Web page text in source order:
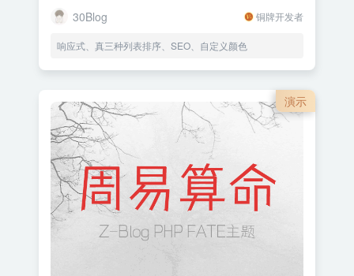
30Blog 铜牌开发者
响应式、真三种列表排序、SEO、自定义颜色
演示